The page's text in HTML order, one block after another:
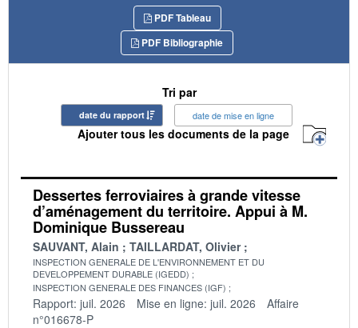
PDF Tableau
PDF Bibliographie
Tri par
date du rapport date de mise en ligne
Ajouter tous les documents de la page
Dessertes ferroviaires à grande vitesse
d’aménagement du territoire. Appui à M.
Dominique Bussereau
SAUVANT, Alain TAILLARDAT, Olivier
INSPECTION GENERALE DE L'ENVIRONNEMENT ET DU
DEVELOPPEMENT DURABLE (IGEDD)
INSPECTION GENERALE DES FINANCES (IGF)
Rapport: juil. 2026 Mise en ligne: juil. 2026
Affaire
n°016678-P